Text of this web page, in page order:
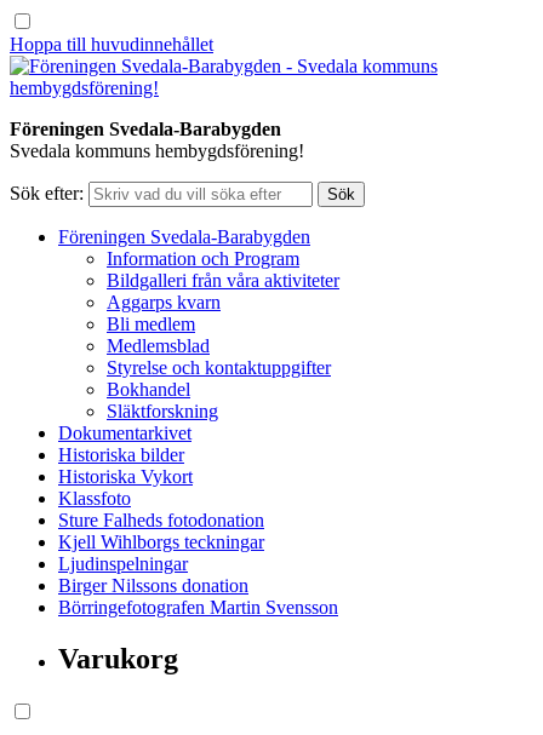
Hoppa till huvudinnehållet
Föreningen Svedala-Barabygden
Svedala kommuns hembygdsförening!
Sök efter:
Föreningen Svedala-Barabygden
Information och Program
Bildgalleri från våra aktiviteter
Aggarps kvarn
Bli medlem
Medlemsblad
Styrelse och kontaktuppgifter
Bokhandel
Släktforskning
Dokumentarkivet
Historiska bilder
Historiska Vykort
Klassfoto
Sture Falheds fotodonation
Kjell Wihlborgs teckningar
Ljudinspelningar
Birger Nilssons donation
Börringefotografen Martin Svensson
Varukorg